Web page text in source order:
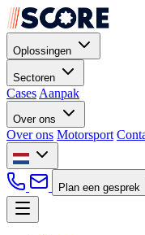
Oplossingen
Sectoren
Cases Aanpak
Over ons
Over ons Motorsport
Plan een gesprek